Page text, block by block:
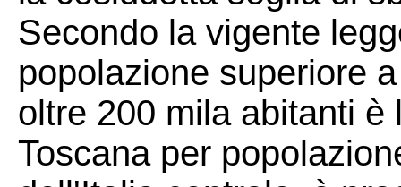
Secondo la vigente
popolazione superiore
oltre 200 mila abitanti è
Toscana per